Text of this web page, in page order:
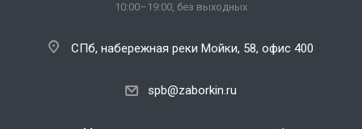
10:00–19:00, без выходных
СПб, набережная реки Мойки, 58, офис 400
spb@zaborkin.ru